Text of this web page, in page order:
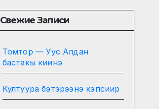
Свежие Записи
Томтор — Уус Алдан
бастакы киинэ
Култуура бэтэрээнэ кэпсиир